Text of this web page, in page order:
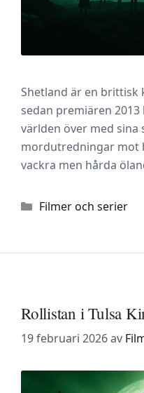
Shetland är en brittisk
sedan premiären
världen över med sina
mordutredningar mot
vackra men hårda
Kategorier
Filmer och serier
Rollistan i Tulsa
19 februari 2026av